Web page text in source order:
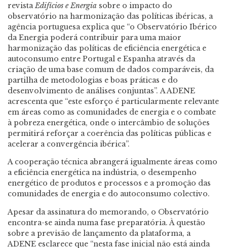
revistaEdifícios e Energia sobre o impacto do
observatório na harmonização das políticas ibéricas, a
agência portuguesa explica que “o Observatório Ibérico
da Energia poderá contribuir para uma maior
harmonização das políticas de eficiência energética e
autoconsumo entre Portugal e Espanha através da
criação de uma base comum de dados comparáveis, da
partilha de metodologias e boas práticas e do
desenvolvimento de análises conjuntas”. A ADENE
acrescenta que “este esforço é particularmente relevante
em áreas como as comunidades de energia e o combate
à pobreza energética, onde o intercâmbio de soluções
permitirá reforçar a coerência das políticas públicas e
acelerar a convergência ibérica”.
A cooperação técnica abrangerá igualmente áreas como
a eficiência energética na indústria, o desempenho
energético de produtos e processos e a promoção das
comunidades de energia e do autoconsumo colectivo.
Apesar da assinatura do memorando, o Observatório
encontra-se ainda numa fase preparatória. À questão
sobre a previsão de lançamento da plataforma, a
ADENE esclarece que “nesta fase inicial não está ainda